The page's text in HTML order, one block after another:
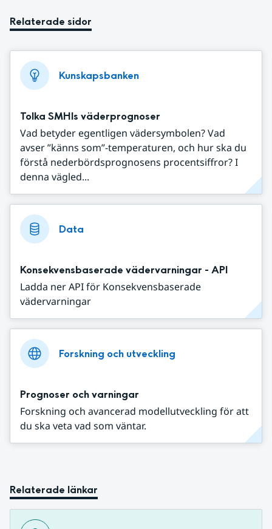
Relaterade sidor
Kunskapsbanken
Tolka SMHIs väderprognoser
Vad betyder egentligen vädersymbolen? Vad
avser ”känns som”-temperaturen, och hur ska du
förstå nederbördsprognosens procentsiffror? I
denna vägled...
Data
Konsekvensbaserade vädervarningar - API
Ladda ner API för Konsekvensbaserade
vädervarningar
Forskning och utveckling
Prognoser och varningar
Forskning och avancerad modellutveckling för att
du ska veta vad som väntar.
Relaterade länkar